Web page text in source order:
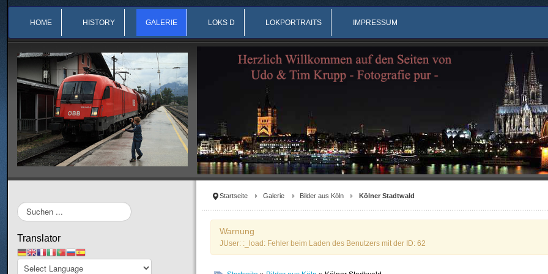
HOME HISTORY GALERIE LOKS D LOKPORTRAITS IMPRESSUM
Startseite Galerie Bilder aus Köln Kölner Stadtwald
Warnung
JUser: :_load: Fehler beim Laden des Benutzers mit der ID: 62
Suchen
...
Translator